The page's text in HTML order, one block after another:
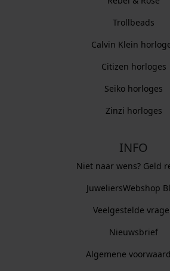
Trollbeads
Calvin Klein
Citizen horloges
Seiko horloges
Zinzi horloges
INFO
Niet naar wens? Geld
JuweliersWebshop
Veelgestelde
Nieuwsbrief
Algemene